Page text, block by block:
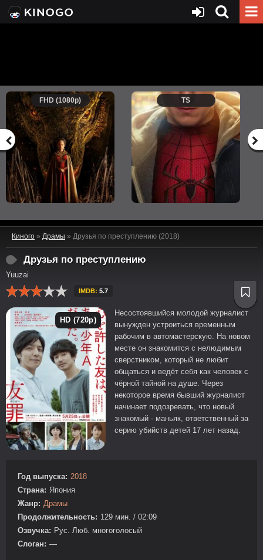
FHD (1080p) TS
Киного » Драмы » Друзья по преступлению (2018)
Друзья по преступлению
Yuuzai
IMDB: 5.7
HD (720p)
Несостоявшийся молодой журналист
вынужден устроиться временным
рабочим в автомастерскую. На новом
месте он знакомится с нелюдимым
сверстником, который не любит
общаться и ведёт себя как человек с
чёрной тайной на душе. Через
некоторое время бывший журналист
начинает подозревать, что новый
знакомый - маньяк, ответственный за
серию убийств детей 17 лет назад.
Год выпуска: 2018
Страна: Япония
Жанр: Драмы
Продолжительность: 129 мин. / 02:09
Озвучка: Рус. Люб. многоголосый
Слоган: —